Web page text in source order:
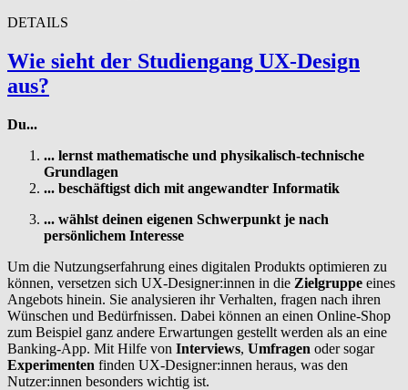
DETAILS
Wie sieht der Studiengang UX-Design
aus?
Du...
... lernst mathematische und physikalisch-technische
Grundlagen
... beschäftigst dich mit angewandter Informatik
... wählst deinen eigenen Schwerpunkt je nach
persönlichem Interesse
Um die Nutzungserfahrung eines digitalen Produkts optimieren zu
können, versetzen sich UX-Designer:innen in die Zielgruppe eines
Angebots hinein. Sie analysieren ihr Verhalten, fragen nach ihren
Wünschen und Bedürfnissen. Dabei können an einen Online-Shop
zum Beispiel ganz andere Erwartungen gestellt werden als an eine
Banking-App. Mit Hilfe von Interviews, Umfragen oder sogar
Experimenten finden UX-Designer:innen heraus, was den
Nutzer:innen besonders wichtig ist.